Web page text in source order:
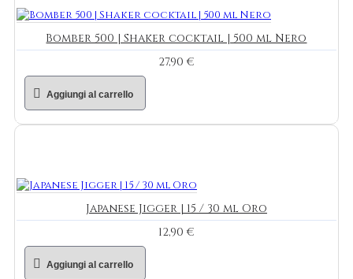
Bomber 500 | Shaker cocktail | 500 ml Nero
27,90 €
Aggiungi al carrello
Japanese Jigger | 15 / 30 ml Oro
12,90 €
Aggiungi al carrello